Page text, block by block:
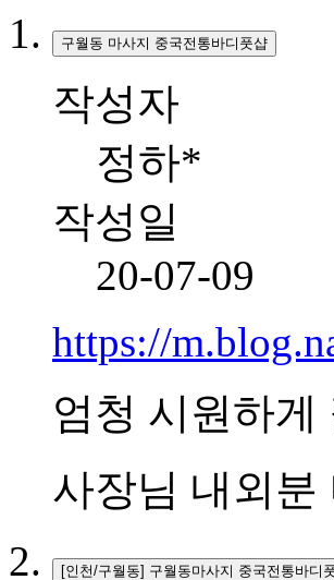
구월동 마사지 중국전통바디풋샵
작성자
정하*
작성일
20-07-09
https://
엄청 시원하게
사장님 내외분
[인천/구월동] 구월동마사지 중국전통바디